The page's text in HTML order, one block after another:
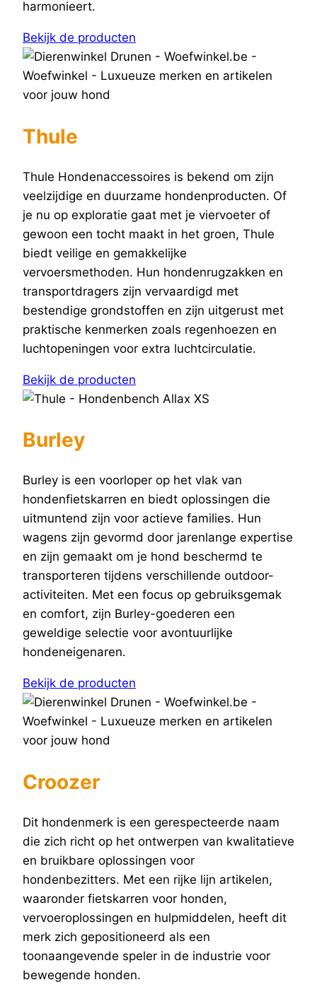
harmonieert.
Bekijk de producten
Thule
Thule Hondenaccessoires is bekend om zijn
veelzijdige en duurzame hondenproducten. Of
je nu op exploratie gaat met je viervoeter of
gewoon een tocht maakt in het groen, Thule
biedt veilige en gemakkelijke
vervoersmethoden. Hun hondenrugzakken en
transportdragers zijn vervaardigd met
bestendige grondstoffen en zijn uitgerust met
praktische kenmerken zoals regenhoezen en
luchtopeningen voor extra luchtcirculatie.
Bekijk de producten
Burley
Burley is een voorloper op het vlak van
hondenfietskarren en biedt oplossingen die
uitmuntend zijn voor actieve families. Hun
wagens zijn gevormd door jarenlange expertise
en zijn gemaakt om je hond beschermd te
transporteren tijdens verschillende outdoor-
activiteiten. Met een focus op gebruiksgemak
en comfort, zijn Burley-goederen een
geweldige selectie voor avontuurlijke
hondeneigenaren.
Bekijk de producten
Croozer
Dit hondenmerk is een gerespecteerde naam
die zich richt op het ontwerpen van kwalitatieve
en bruikbare oplossingen voor
hondenbezitters. Met een rijke lijn artikelen,
waaronder fietskarren voor honden,
vervoeroplossingen en hulpmiddelen, heeft dit
merk zich gepositioneerd als een
toonaangevende speler in de industrie voor
bewegende honden.